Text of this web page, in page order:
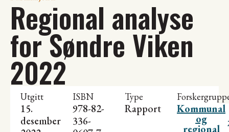
Regional analyse
for Søndre Viken
2022
Utgitt
15.
desember
ISBN
978-82-
336-
Type
Rapport Kommunal
og
regional